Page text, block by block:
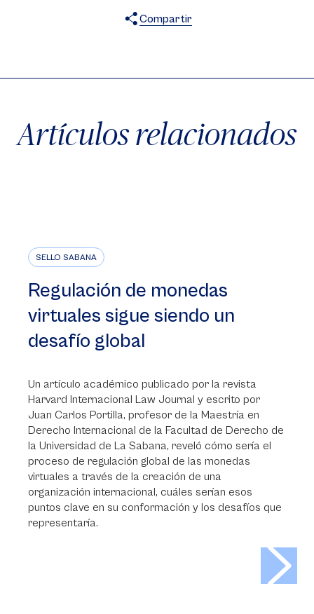
Compartir
Artículos relacionados
SELLO SABANA
Regulación de monedas
virtuales sigue siendo un
desafío global
Un artículo académico publicado por la revista
Harvard Internacional Law Journal y escrito por
Juan Carlos Portilla, profesor de la Maestría en
Derecho Internacional de la Facultad de Derecho de
la Universidad de La Sabana, reveló cómo sería el
proceso de regulación global de las monedas
virtuales a través de la creación de una
organización internacional, cuáles serían esos
puntos clave en su conformación y los desafíos que
representaría.